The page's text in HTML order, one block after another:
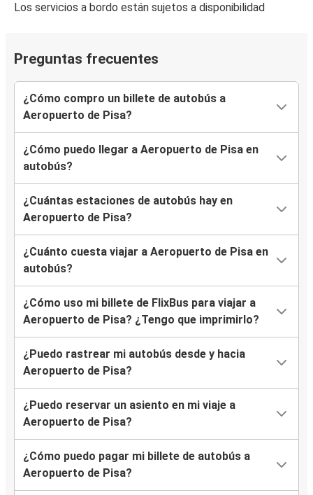
Los servicios a bordo están sujetos a disponibilidad
Preguntas frecuentes
¿Cómo compro un billete de autobús a
Aeropuerto de Pisa?
¿Cómo puedo llegar a Aeropuerto de Pisa en
autobús?
¿Cuántas estaciones de autobús hay en
Aeropuerto de Pisa?
¿Cuánto cuesta viajar a Aeropuerto de Pisa en
autobús?
¿Cómo uso mi billete de FlixBus para viajar a
Aeropuerto de Pisa? ¿Tengo que imprimirlo?
¿Puedo rastrear mi autobús desde y hacia
Aeropuerto de Pisa?
¿Puedo reservar un asiento en mi viaje a
Aeropuerto de Pisa?
¿Cómo puedo pagar mi billete de autobús a
Aeropuerto de Pisa?